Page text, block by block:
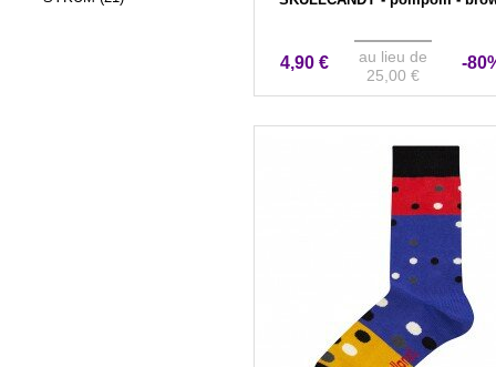
4,90 €
au lieu de
25,00 €
-